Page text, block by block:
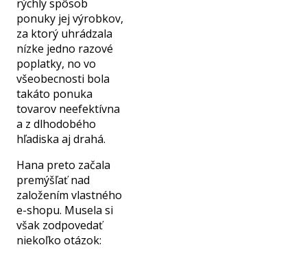
rýchly spôsob
ponuky jej výrobkov,
za ktorý uhrádzala
nízke jedno razové
poplatky, no vo
všeobecnosti bola
takáto ponuka
tovarov neefektívna
a z dlhodobého
hľadiska aj drahá.
Hana preto začala
premýšľať nad
založením vlastného
e-shopu. Musela si
však zodpovedať
niekoľko otázok: